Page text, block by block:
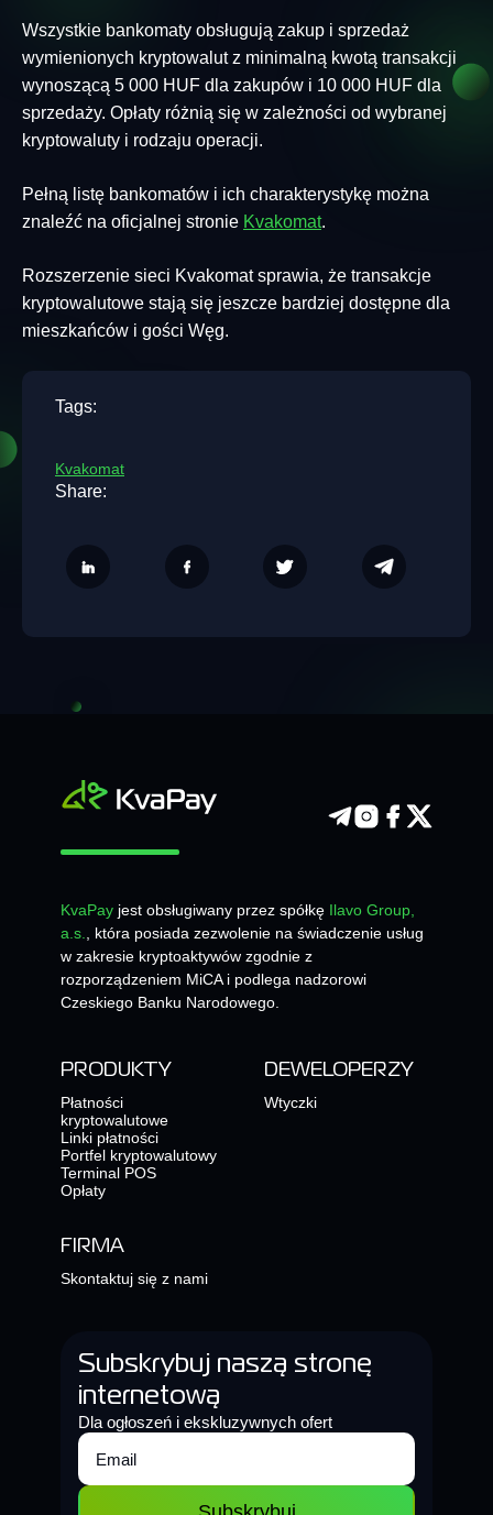
Wszystkie bankomaty obsługują zakup i sprzedaż
wymienionych kryptowalut z minimalną kwotą transakcji
wynoszącą 5 000 HUF dla zakupów i 10 000 HUF dla
sprzedaży. Opłaty różnią się w zależności od wybranej
kryptowaluty i rodzaju operacji.
Pełną listę bankomatów i ich charakterystykę można
znaleźć na oficjalnej stronie Kvakomat.
Rozszerzenie sieci Kvakomat sprawia, że transakcje
kryptowalutowe stają się jeszcze bardziej dostępne dla
mieszkańców i gości Węg.
Tags:
Kvakomat
Share:
KvaPay jest obsługiwany przez spółkę Ilavo Group,
a.s.
, która posiada zezwolenie na świadczenie usług
w zakresie kryptoaktywów zgodnie z
rozporządzeniem MiCA i podlega nadzorowi
Czeskiego Banku Narodowego.
PRODUKTY
Płatności
kryptowalutowe
Linki płatności
Portfel kryptowalutowy
Terminal POS
Opłaty
DEWELOPERZY
Wtyczki
FIRMA
Skontaktuj się z nami
Subskrybuj naszą stronę
internetową
Dla ogłoszeń i ekskluzywnych ofert